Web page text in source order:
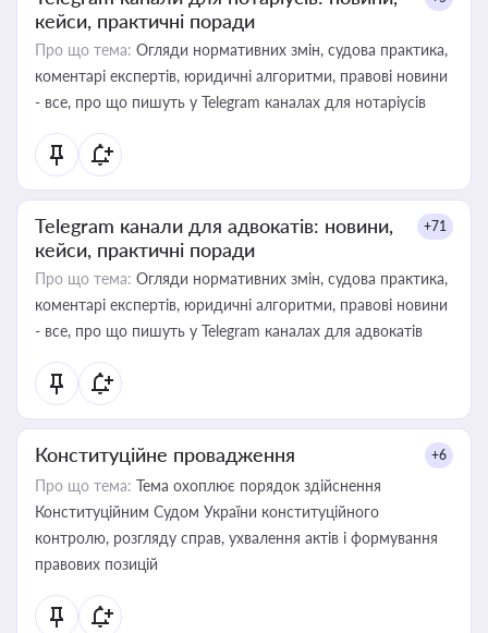
кейси, практичні поради
Про що тема: Огляди нормативних змін, судова практика,
коментарі експертів, юридичні алгоритми, правові новини
- все, про що пишуть у Telegram каналах для нотаріусів
Telegram канали для адвокатів: новини,
кейси, практичні поради
+71
Про що тема: Огляди нормативних змін, судова практика,
коментарі експертів, юридичні алгоритми, правові новини
- все, про що пишуть у Telegram каналах для адвокатів
Конституційне провадження +6
Про що тема: Тема охоплює порядок здійснення
Конституційним Судом України конституційного
контролю, розгляду справ, ухвалення актів і формування
правових позицій